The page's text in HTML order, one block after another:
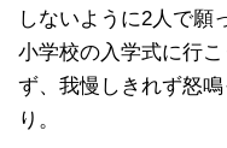
しないように2人で願
小学校の入学式に行
ず、我慢しきれず怒
り。